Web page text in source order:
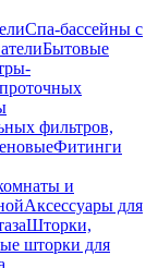
Спа-бассейны с
Бытовые
фильтров,
Фитинги
и
Аксессуары для
Шторки,
шторки для